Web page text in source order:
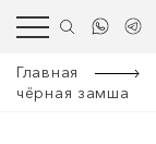
Главная
чёрная замша